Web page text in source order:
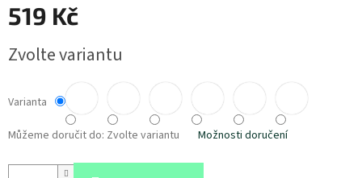
519 Kč
cena:
Zvolte variantu
Varianta
Můžeme doručit do: Zvolte variantu Možnosti doručení